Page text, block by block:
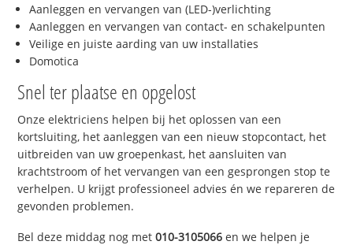
Aanleggen en vervangen van (LED-)verlichting
Aanleggen en vervangen van contact- en schakelpunten
Veilige en juiste aarding van uw installaties
Domotica
Snel ter plaatse en opgelost
Onze elektriciens helpen bij het oplossen van een
kortsluiting, het aanleggen van een nieuw stopcontact, het
uitbreiden van uw groepenkast, het aansluiten van
krachtstroom of het vervangen van een gesprongen stop te
verhelpen. U krijgt professioneel advies én we repareren de
gevonden problemen.
Bel deze middag nog met010-3105066 en we helpen je